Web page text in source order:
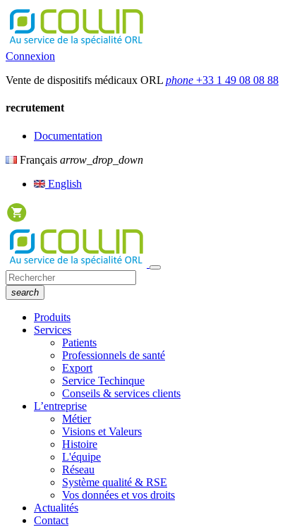
Connexion
Vente de dispositifs médicaux ORL phone +33 1 49 08 08 88
recrutement
Documentation
Français arrow_drop_down
English
search
Produits
Services
Patients
Professionnels de santé
Export
Service Techinque
Conseils & services clients
L’entreprise
Métier
Visions et Valeurs
Histoire
L'équipe
Réseau
Système qualité & RSE
Vos données et vos droits
Actualités
Contact